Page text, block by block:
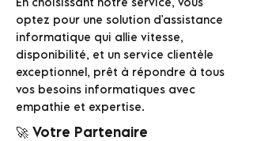
optez pour une solution d'assistance
informatique qui allie vitesse,
disponibilité, et un service clientèle
exceptionnel, prêt à répondre à tous
vos besoins informatiques avec
empathie et expertise.
🚀 Votre Partenaire